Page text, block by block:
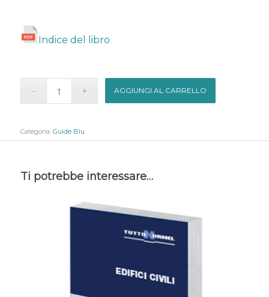
Indice del libro
AGGIUNGI AL CARRELLO
Categoria: Guide Blu
Ti potrebbe interessare…